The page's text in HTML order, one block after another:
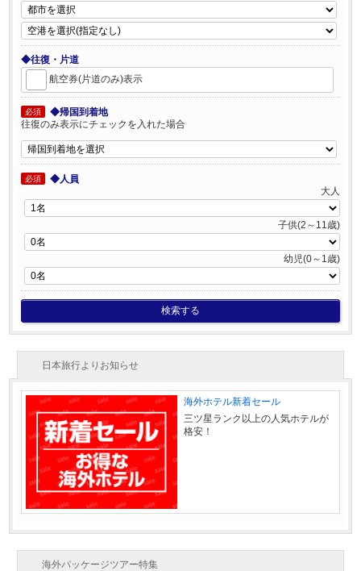
◆往復・片道
航空券(片道のみ)表示
必須
◆帰国到着地
往復のみ表示にチェックを入れた場合
必須
◆人員
大人
子供(2～11歳)
幼児(0～1歳)
検索する
日本旅行よりお知らせ
海外ホテル新着セール
三ツ星ランク以上の人気ホテルが
格安！
海外パッケージツアー特集